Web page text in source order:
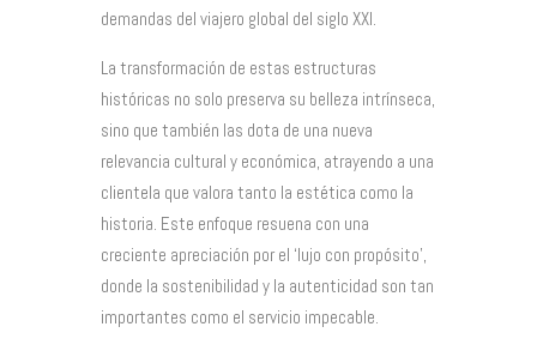
demandas del viajero global del siglo XXI.
La transformación de estas estructuras
históricas no solo preserva su belleza intrínseca,
sino que también las dota de una nueva
relevancia cultural y económica, atrayendo a una
clientela que valora tanto la estética como la
historia. Este enfoque resuena con una
creciente apreciación por el ‘lujo con propósito’,
donde la sostenibilidad y la autenticidad son tan
importantes como el servicio impecable.